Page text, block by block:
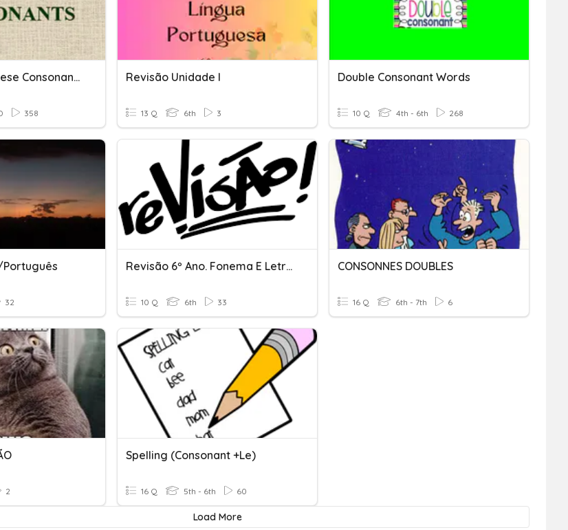
3. Initial Vietnamese Consonants
358
Revisão Unidade I
13 Q 6th 3
Double Consonant Words
10 Q 4th - 6th 268
32
Revisão 6º Ano. Fonema E Letra. Dígrafo E Enc. Consonantal.
10 Q 6th 33
CONSONNES DOUBLES
16 Q 6th - 7th 6
2
Spelling (consonant +le)
16 Q 5th - 6th 60
Load More